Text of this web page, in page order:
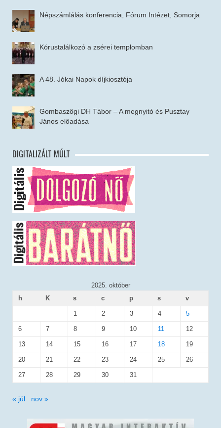
Népszámlálás konferencia, Fórum Intézet, Somorja
Kórustalálkozó a zsérei templomban
A 48. Jókai Napok díjkiosztója
Gombaszögi DH Tábor – A megnyitó és Pusztay
János előadása
DIGITALIZÁLT MÚLT
2025. október
h
K s c p s v
1 2 3 4 5
6 7 8 9 10 11 12
13 14 15 16 17 18 19
20 21 22 23 24 25 26
27 28 29 30 31
« júl nov »